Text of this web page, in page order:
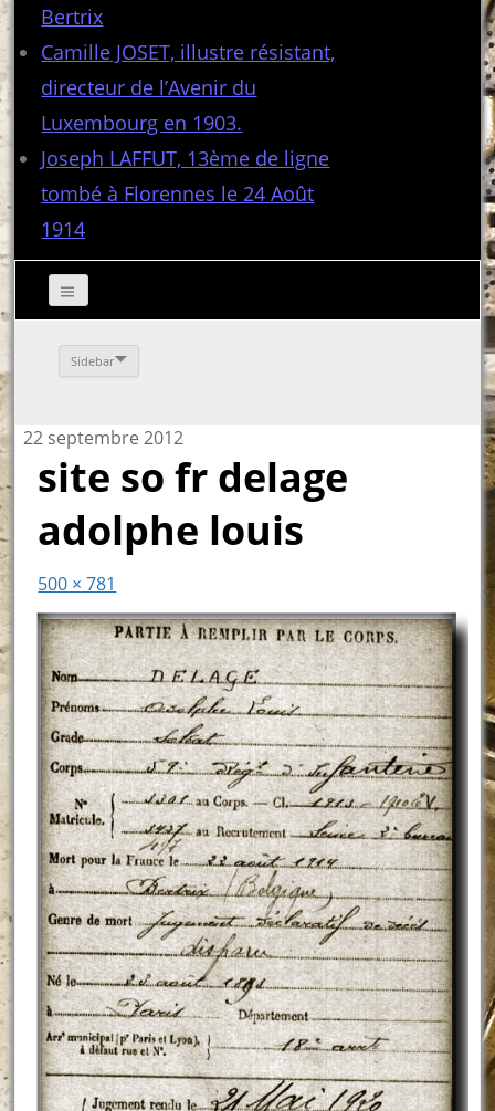
Bertrix
Camille JOSET, illustre résistant,
directeur de l’Avenir du
Luxembourg en 1903.
Joseph LAFFUT, 13ème de ligne
tombé à Florennes le 24 Août
1914
Sidebar
22 septembre 2012
site so fr delage
adolphe louis
500 × 781